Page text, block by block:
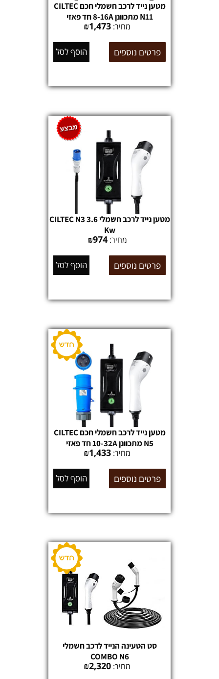
מטען נייד לרכב חשמלי חכם CILTEC
N11 מתכוונן 8-16A חד פאזי
מחיר:
₪1,473
פרטים נוספים הוסף לסל
מטען נייד לרכב חשמלי CILTEC N3 3.6
Kw
מחיר:
₪974
פרטים נוספים הוסף לסל
מטען נייד לרכב חשמלי חכם CILTEC
N5 מתכוונן 10-32A חד פאזי
מחיר:
₪1,433
פרטים נוספים הוסף לסל
סט הטעינה הנייד לרכב חשמלי
COMBO N6
מחיר:
₪2,320